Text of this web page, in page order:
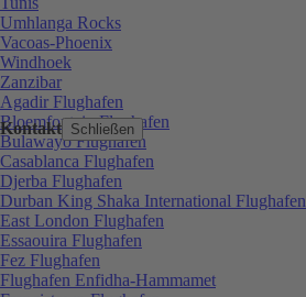
Kontakt Schließen
Umhlanga Rocks
Vacoas-Phoenix
Windhoek
Zanzibar
Agadir Flughafen
Bloemfontein Flughafen
Bulawayo Flughafen
Casablanca Flughafen
Djerba Flughafen
Durban King Shaka International Flughafen
East London Flughafen
Essaouira Flughafen
Fez Flughafen
Flughafen Enfidha-Hammamet